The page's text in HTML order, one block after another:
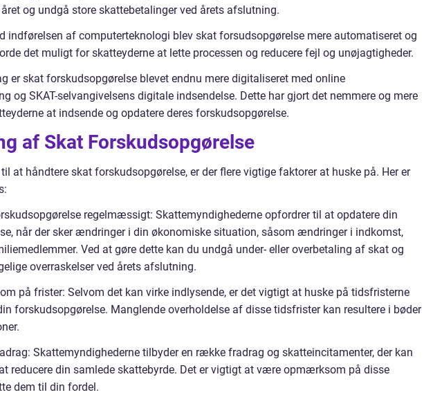
og undgå store skattebetalinger ved årets afslutning.
indførelsen af computerteknologi blev skat forsudsopgørelse mere automatiseret og
det muligt for skatteyderne at lette processen og reducere fejl og unøjagtigheder.
er skat forskudsopgørelse blevet endnu mere digitaliseret med online
og SKAT-selvangivelsens digitale indsendelse. Dette har gjort det nemmere og mere
at indsende og opdatere deres forskudsopgørelse.
af Skat Forskudsopgørelse
at håndtere skat forskudsopgørelse, er der flere vigtige faktorer at huske på. Her er
regelmæssigt: Skattemyndighederne opfordrer til at opdatere din
når der sker ændringer i din økonomiske situation, såsom ændringer i indkomst,
Ved at gøre dette kan du undgå under- eller overbetaling af skat og
overraskelser ved årets afslutning.
på frister: Selvom det kan virke indlysende, er det vigtigt at huske på tidsfristerne
forskudsopgørelse. Manglende overholdelse af disse tidsfrister kan resultere i bøder
Skattemyndighederne tilbyder en række fradrag og skatteincitamenter, der kan
reducere din samlede skattebyrde. Det er vigtigt at være opmærksom på disse
dem til din fordel.